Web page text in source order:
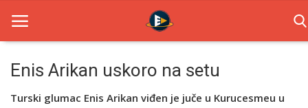
Home
Enis Arikan uskoro na setu
Turski glumac Enis Arikan viđen je juče u Kurucesmeu u